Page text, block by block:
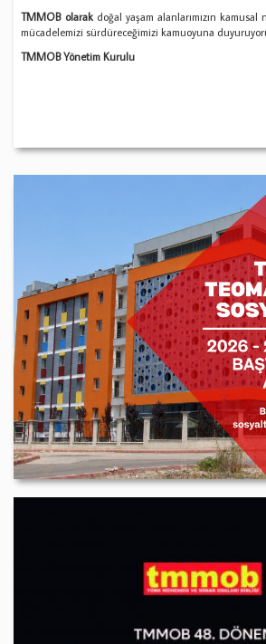
TMMOB olarakdoğal yaşam alanlarımızın
mücadelemizi sürdüreceğimizi kamuoyuna
TMMOB Yönetim Kurulu